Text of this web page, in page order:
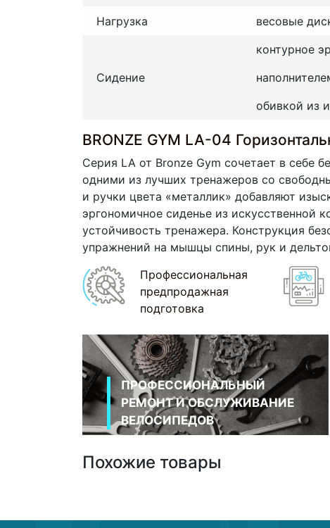
Нагрузка весовые
Сидение
контурное
обивкой из
BRONZE GYM LA-04
Серия LA от Bronze Gym сочетает в себе
одними из лучших тренажеров со
и ручки цвета «металлик» добавляют
эргономичное сиденье из искусственной
устойчивость тренажера. Конструкция
упражнений на мышцы спины, рук и
Профессиональная
предпродажная
подготовка
ПРОФЕССИОНАЛЬНЫЙ
РЕМОНТ И ОБСЛУЖИВАНИЕ
ВЕЛОСИПЕДОВ
Похожие товары